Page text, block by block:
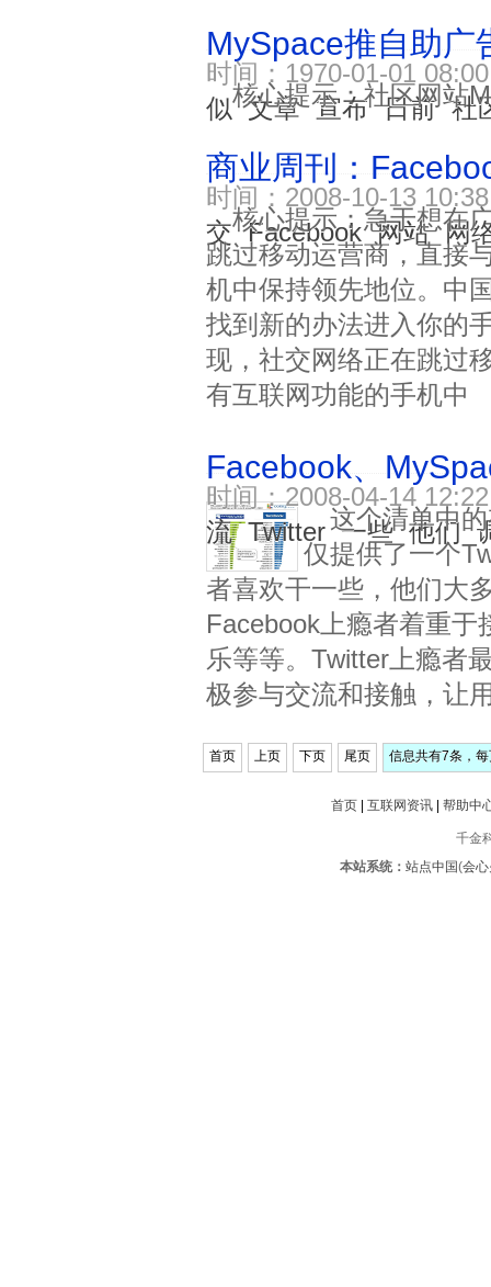
MySpace推自助广
时间：1970-01-01
似 文章 宣布 日前 社
核心提示：社区网站
商业周刊：
时间：2008-10-13
交 Facebook 网站 网
核心提示：急于想在
跳过移动运营商，直接
机中保持领先地位。中
找到新的办法进入你的
现，社交网络正在跳过
有互联网功能的手机中
Facebook、
时间：2008-04-14
流 Twitter 一些 他们
这个清单中
仅提供了一个
者喜欢干一些，他们大
Facebook上瘾者着重
乐等等。Twitter上瘾者
极参与交流和接触，让
首页 上页 下页 尾页 信息共有7条，
首页 互联网资讯 帮助中
千金
本站系统： 站点中国(会